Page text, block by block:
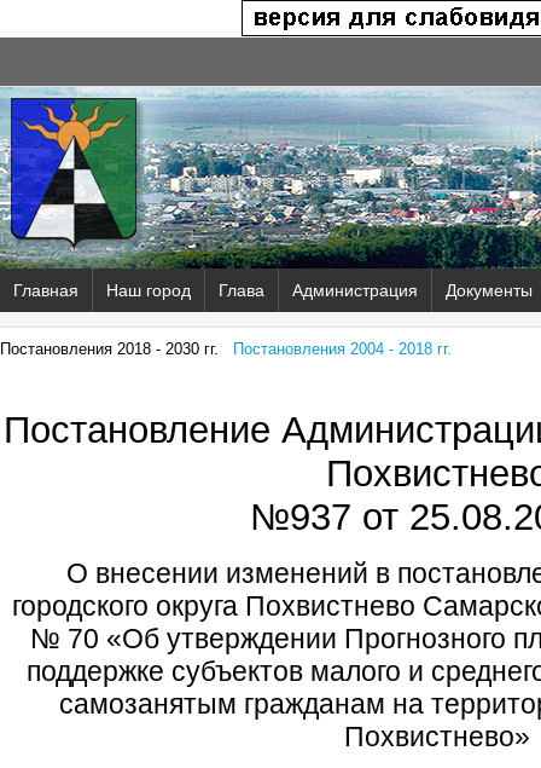
Главная Наш город Глава Администрация Документы
Постановления 2018 - 2030 гг. Постановления 2004 - 2018 гг.
Постановление
№937 от
О внесении изменений в
городского округа Похвистнево
№ 70 «Об утверждении Прогнозного
поддержке субъектов малого и
самозанятым гражданам на
Похвистнево»